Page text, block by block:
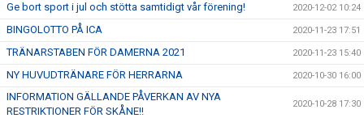
Ge bort sport i jul och stötta samtidigt vår förening! 2020-12-02 10:24
BINGOLOTTO PÅ ICA 2020-11-23 17:51
TRÄNARSTABEN FÖR DAMERNA 2021 2020-11-23 15:40
NY HUVUDTRÄNARE FÖR HERRARNA 2020-10-30 16:00
INFORMATION GÄLLANDE PÅVERKAN AV NYA
RESTRIKTIONER FÖR SKÅNE!!
2020-10-28 17:30